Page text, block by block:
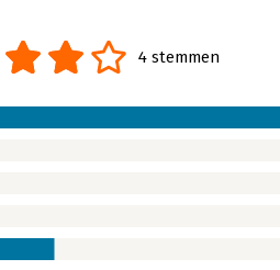
4 stemmen